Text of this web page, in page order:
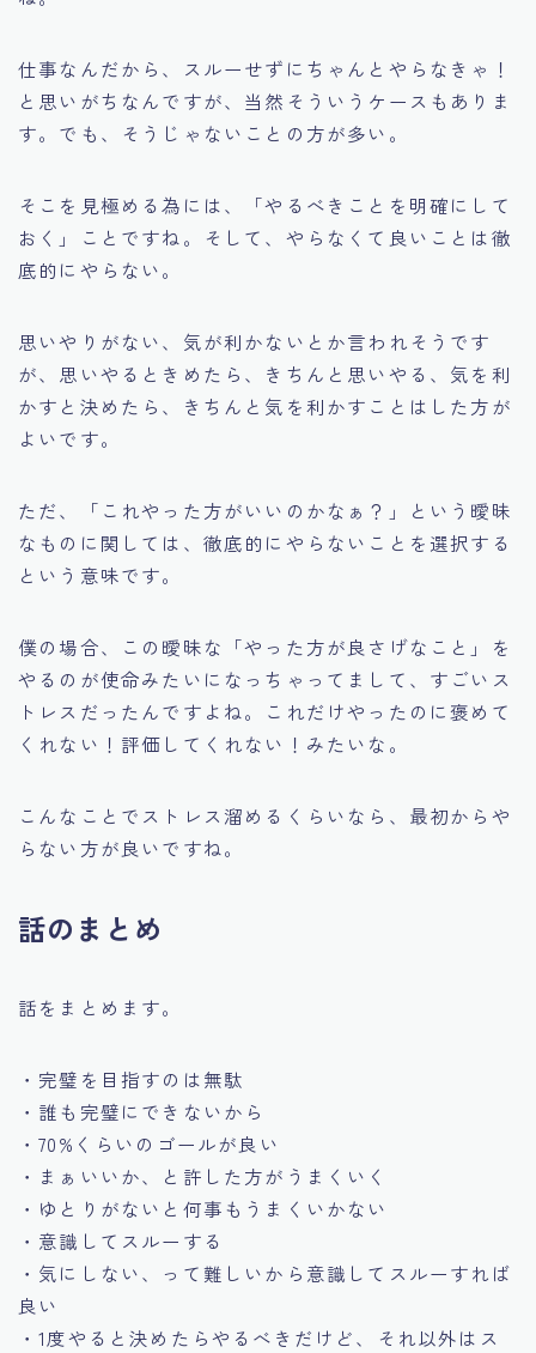
仕事なんだから、スルーせずにちゃんとやらなきゃ！
と思いがちなんですが、当然そういうケースもありま
す。でも、そうじゃないことの方が多い。
そこを見極める為には、「やるべきことを明確にして
おく」ことですね。そして、やらなくて良いことは徹
底的にやらない。
思いやりがない、気が利かないとか言われそうです
が、思いやるときめたら、きちんと思いやる、気を利
かすと決めたら、きちんと気を利かすことはした方が
よいです。
ただ、「これやった方がいいのかなぁ？」という曖昧
なものに関しては、徹底的にやらないことを選択する
という意味です。
僕の場合、この曖昧な「やった方が良さげなこと」を
やるのが使命みたいになっちゃってまして、すごいス
トレスだったんですよね。これだけやったのに褒めて
くれない！評価してくれない！みたいな。
こんなことでストレス溜めるくらいなら、最初からや
らない方が良いですね。
話のまとめ
話をまとめます。
・完璧を目指すのは無駄
・誰も完璧にできないから
・70%くらいのゴールが良い
・まぁいいか、と許した方がうまくいく
・ゆとりがないと何事もうまくいかない
・意識してスルーする
・気にしない、って難しいから意識してスルーすれば
良い
・1度やると決めたらやるべきだけど、それ以外はス